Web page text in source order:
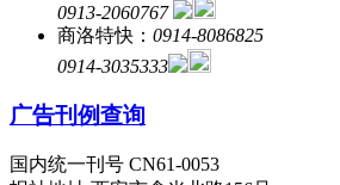
0913-2060767
商洛特快： 0914-8086825
0914-3035333
广告刊例查询
国内统一刊号 CN61-0053